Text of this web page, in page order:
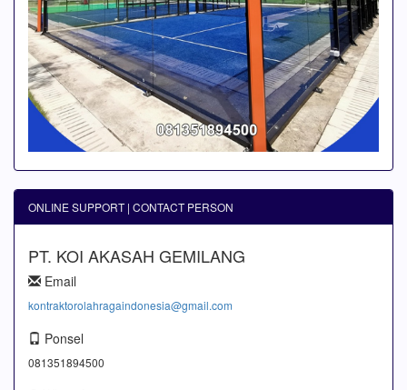
ONLINE SUPPORT | CONTACT PERSON
PT. KOI AKASAH GEMILANG
Email
kontraktorolahragaindonesia@gmail.com
Ponsel
081351894500